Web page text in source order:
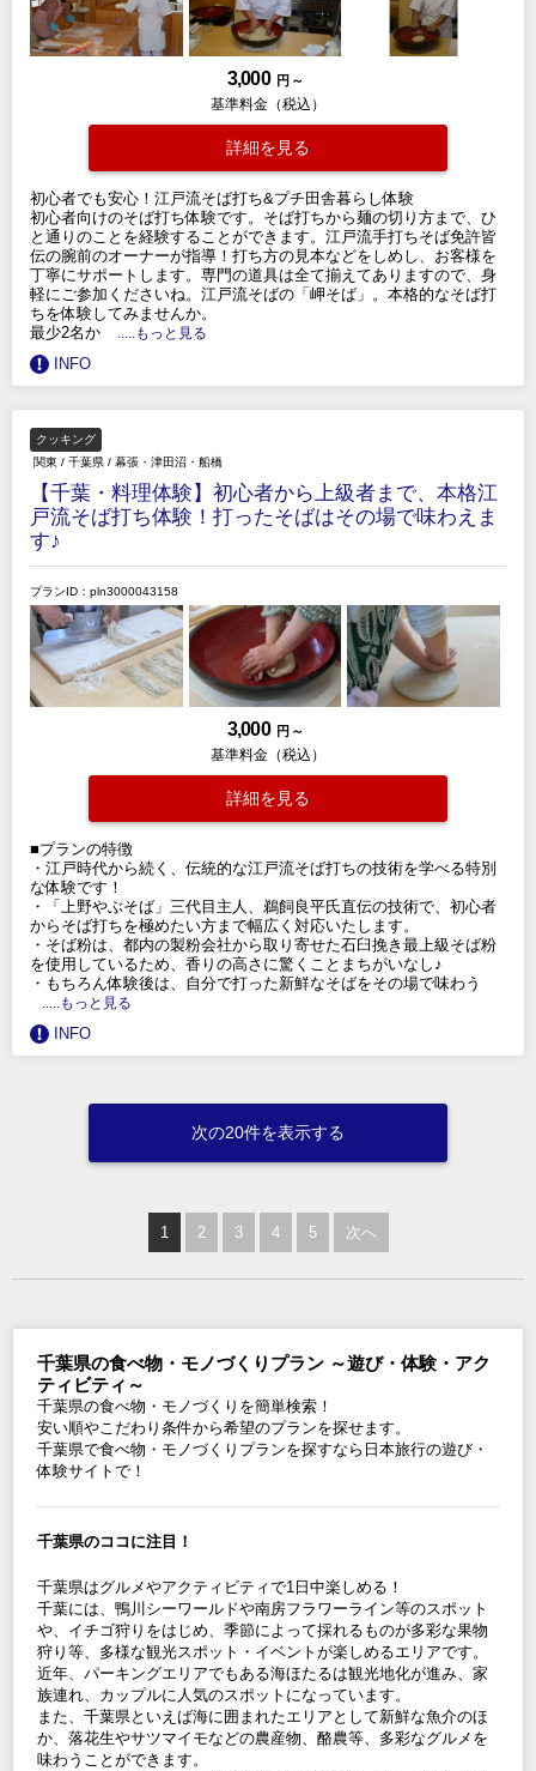
3,000 円 ～
基準料金（税込）
詳細を見る
初心者でも安心！江戸流そば打ち&プチ田舎暮らし体験
初心者向けのそば打ち体験です。そば打ちから麺の切り方まで、ひ
と通りのことを経験することができます。江戸流手打ちそば免許皆
伝の腕前のオーナーが指導！打ち方の見本などをしめし、お客様を
丁寧にサポートします。専門の道具は全て揃えてありますので、身
軽にご参加くださいね。江戸流そばの「岬そば」。本格的なそば打
ちを体験してみませんか。
最少2名か
.....もっと見る
INFO
クッキング
関東 / 千葉県 / 幕張・津田沼・船橋
【千葉・料理体験】初心者から上級者まで、本格江
戸流そば打ち体験！打ったそばはその場で味わえま
す♪
プランID：pln3000043158
3,000 円 ～
基準料金（税込）
詳細を見る
■プランの特徴
・江戸時代から続く、伝統的な江戸流そば打ちの技術を学べる特別
な体験です！
・「上野やぶそば」三代目主人、鵜飼良平氏直伝の技術で、初心者
からそば打ちを極めたい方まで幅広く対応いたします。
・そば粉は、都内の製粉会社から取り寄せた石臼挽き最上級そば粉
を使用しているため、香りの高さに驚くことまちがいなし♪
・もちろん体験後は、自分で打った新鮮なそばをその場で味わう
.....もっと見る
INFO
次の20件を表示する
1 2 3 4 5 次へ
千葉県の食べ物・モノづくりプラン ～遊び・体験・アク
ティビティ～
千葉県の食べ物・モノづくりを簡単検索！
安い順やこだわり条件から希望のプランを探せます。
千葉県で食べ物・モノづくりプランを探すなら日本旅行の遊び・
体験サイトで！
千葉県のココに注目！
千葉県はグルメやアクティビティで1日中楽しめる！
千葉には、鴨川シーワールドや南房フラワーライン等のスポット
や、イチゴ狩りをはじめ、季節によって採れるものが多彩な果物
狩り等、多様な観光スポット・イベントが楽しめるエリアです。
近年、パーキングエリアでもある海ほたるは観光地化が進み、家
族連れ、カップルに人気のスポットになっています。
また、千葉県といえば海に囲まれたエリアとして新鮮な魚介のほ
か、落花生やサツマイモなどの農産物、酪農等、多彩なグルメを
味わうことができます。